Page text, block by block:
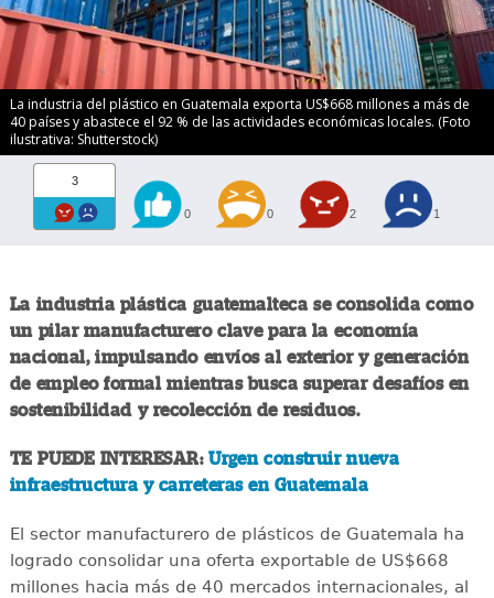
La industria del plástico en Guatemala exporta US$668 millones a más de
40 países y abastece el 92 % de las actividades económicas locales. (Foto
ilustrativa: Shutterstock)
3
0 0 2 1
La industria plástica guatemalteca se consolida como
un pilar manufacturero clave para la economía
nacional, impulsando envíos al exterior y generación
de empleo formal mientras busca superar desafíos en
sostenibilidad y recolección de residuos.
TE PUEDE INTERESAR:Urgen construir nueva
infraestructura y carreteras en Guatemala
El sector manufacturero de plásticos de Guatemala ha
logrado consolidar una oferta exportable de US$668
millones hacia más de 40 mercados internacionales, al